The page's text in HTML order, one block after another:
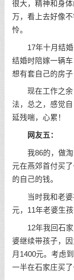
很大，精神和身
万，看上去好像
怜。
17年十月结婚
结婚时陪嫁一辆
想有套自己的房
现在工作之余
法，总之，感觉
延残喘，心累！
网友五：
我86的，做淘
元在燕郊首付买
的自己的钱。
当时我和老婆
元，11年老婆生
12年我回石家
婆继续带孩子，
月1400元。考虑
一半在石家庄买了